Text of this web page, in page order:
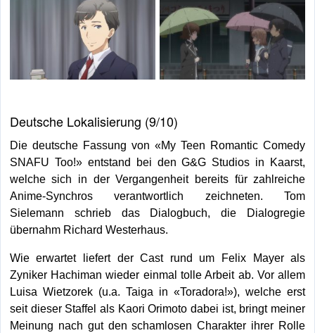
Deutsche Lokalisierung (9/10)
Die deutsche Fassung von «My Teen Romantic Comedy
SNAFU Too!» entstand bei den G&G Studios in Kaarst,
welche sich in der Vergangenheit bereits für zahlreiche
Anime-Synchros verantwortlich zeichneten. Tom
Sielemann schrieb das Dialogbuch, die Dialogregie
übernahm Richard Westerhaus.
Wie erwartet liefert der Cast rund um Felix Mayer als
Zyniker Hachiman wieder einmal tolle Arbeit ab. Vor allem
Luisa Wietzorek (u.a. Taiga in «Toradora!»), welche erst
seit dieser Staffel als Kaori Orimoto dabei ist, bringt meiner
Meinung nach gut den schamlosen Charakter ihrer Rolle